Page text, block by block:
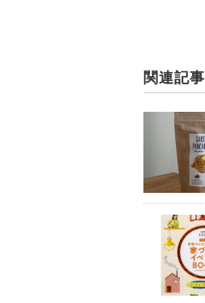
関連記事